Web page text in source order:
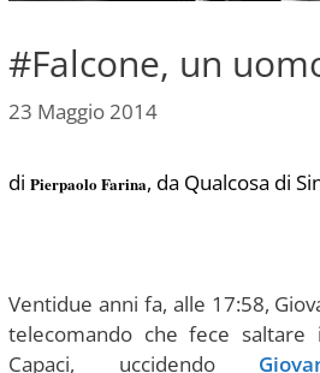
#Falcone, un
23 Maggio 2014
di Pierpaolo Farina, da Qualcosa di
Ventidue anni fa, alle 17:58,
telecomando che fece saltare
Capaci, uccidendo